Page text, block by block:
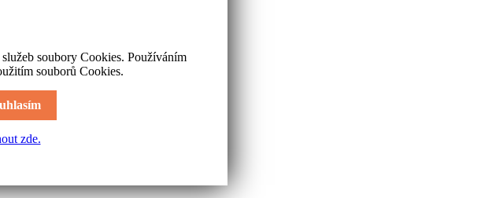
soubory Cookies. Používáním
souborů Cookies.
zde.